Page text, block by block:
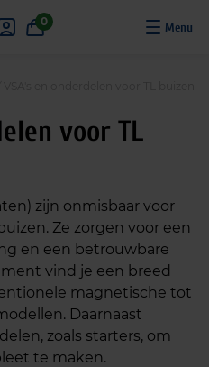
0
voor TL
zijn onmisbaar voor
Ze zorgen voor een
en een betrouwbare
vind je een breed
magnetische tot
Daarnaast
zoals starters, om
te maken.